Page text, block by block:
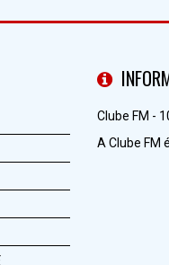
Clube FM -
A Clube FM